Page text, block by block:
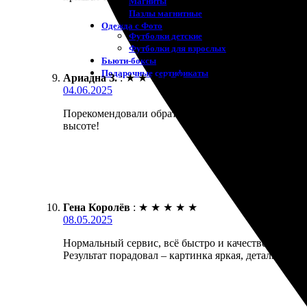
Пазлы магнитные
Одежда с Фото
Футболки детские
Футболки для взрослых
Бьюти-боксы
Подарочные сертификаты
Ариадна З. : ★ ★ ★ ★ ★
04.06.2025
Порекомендовали обратиться в эту компанию для
высоте!
Гена Королёв : ★ ★ ★ ★ ★
08.05.2025
Нормальный сервис, всё быстро и качественно.
Результат порадовал – картинка яркая, детали